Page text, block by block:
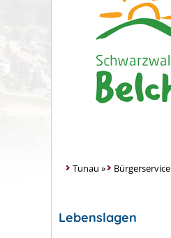
Tunau » Bürgerservice
Lebenslagen